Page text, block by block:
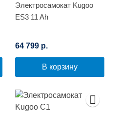
Электросамокат Kugoo
ES3 11 Ah
64 799 р.
В корзину